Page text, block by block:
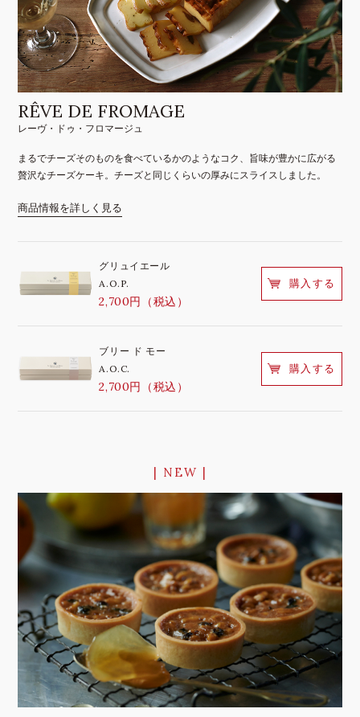
RÊVE DE FROMAGE
レーヴ・ドゥ・フロマージュ
まるでチーズそのものを食べているかのようなコク、旨味が豊かに広がる
贅沢なチーズケーキ。チーズと同じくらいの厚みにスライスしました。
商品情報を詳しく見る
グリュイエール
A.O.P.
2,700円（税込）
購入する
ブリー ド モー
A.O.C.
2,700円（税込）
購入する
| NEW |